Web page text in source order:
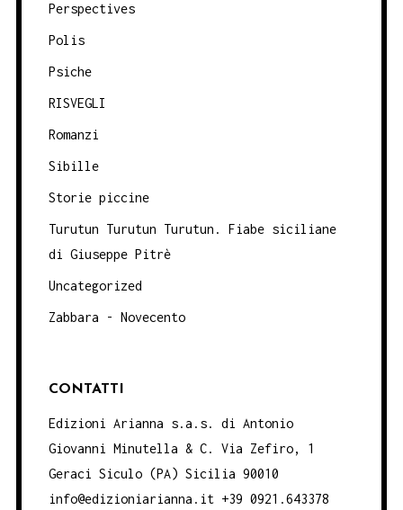
Perspectives
Polis
Psiche
RISVEGLI
Romanzi
Sibille
Storie piccine
Turutun Turutun Turutun. Fiabe siciliane
di Giuseppe Pitrè
Uncategorized
Zabbara - Novecento
CONTATTI
Edizioni Arianna s.a.s. di Antonio
Giovanni Minutella & C. Via Zefiro, 1
Geraci Siculo (PA) Sicilia 90010
info@edizioniarianna.it +39 0921.643378